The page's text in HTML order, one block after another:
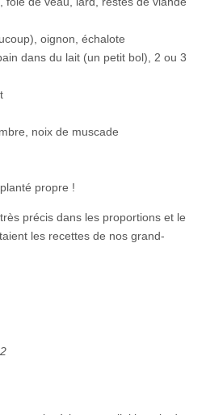
oignon, échalote
dans du lait (un petit bol), 2 ou 3
noix de muscade
propre !
précis dans les proportions et le
les recettes de nos grand-